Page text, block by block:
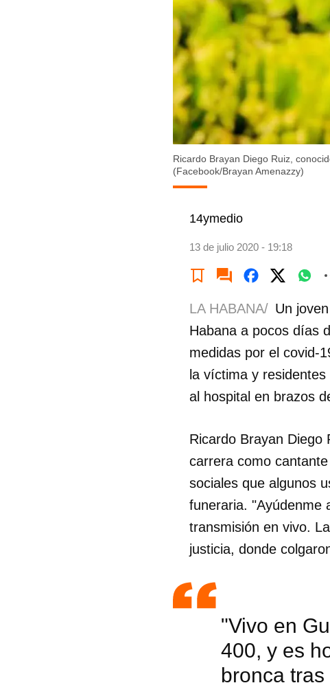
Ricardo Brayan Diego Ruiz,
(Facebook/Brayan Amenazzy)
14ymedio
13 de julio 2020 - 19:18
LA HABANA/ Un
Habana a pocos días
medidas por el covid-
la víctima y
al hospital en brazos
Ricardo Brayan Diego
carrera como
sociales que algunos
funeraria. "Ayúdenme
transmisión en vivo.
justicia, donde
"Vivo en
400, y es
bronca tras